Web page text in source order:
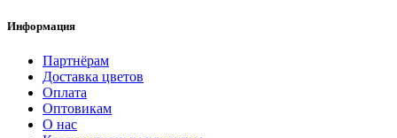
Информация
Партнёрам
Доставка цветов
Оплата
Оптовикам
О нас